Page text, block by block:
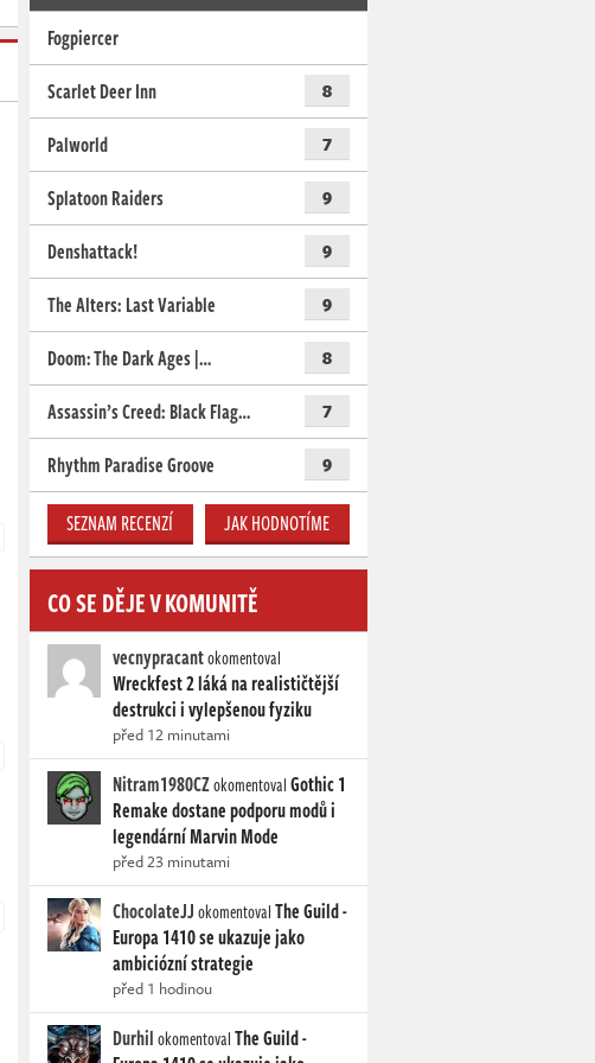
Fogpiercer
Scarlet Deer Inn
8
Palworld 7
Splatoon Raiders 9
Denshattack! 9
The Alters: Last Variable 9
Doom: The Dark Ages |… 8
Assassin’s Creed: Black Flag… 7
Rhythm Paradise Groove 9
SEZNAM RECENZÍ JAK HODNOTÍME
CO SE DĚJE V KOMUNITĚ
vecnypracantokomentoval
Wreckfest 2 láká na realističtější
destrukci i vylepšenou fyziku
před 12 minutami
Nitram1980CZokomentovalGothic 1
Remake dostane podporu modů i
legendární Marvin Mode
před 23 minutami
ChocolateJJokomentovalThe Guild -
Europa 1410 se ukazuje jako
ambiciózní strategie
před 1 hodinou
DurhilokomentovalThe Guild -